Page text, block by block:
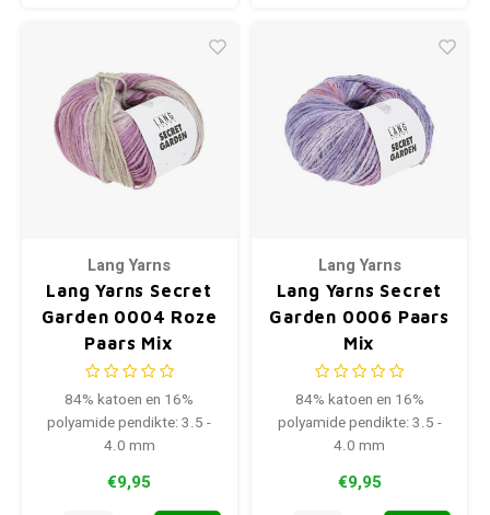
Lang Yarns
Lang Yarns Secret
Garden 0004 Roze
Paars Mix
84% katoen en 16%
polyamide pendikte: 3.5 -
4.0 mm
€9,95
Lang Yarns
Lang Yarns Secret
Garden 0006 Paars
Mix
84% katoen en 16%
polyamide pendikte: 3.5 -
4.0 mm
€9,95